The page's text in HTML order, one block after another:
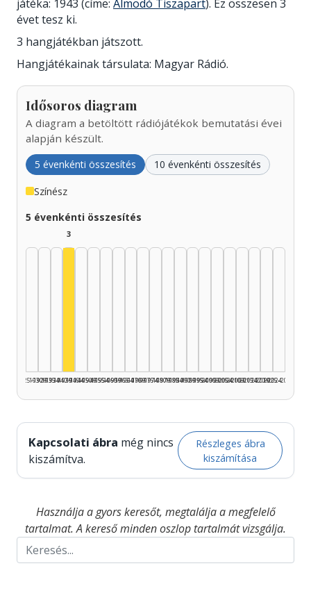
játéka: 1943 (címe: Álmodó Tiszapart). Ez összesen 3
évet tesz ki.
3 hangjátékban játszott.
Hangjátékainak társulata: Magyar Rádió.
Idősoros diagram
A diagram a betöltött rádiójátékok bemutatási évei
alapján készült.
5 évenkénti összesítés 10 évenkénti összesítés
Színész
5 évenkénti összesítés
1925–1929
1930–1934
1935–1939
3
1940–1944
1945–1949
1950–1954
1955–1959
1960–1964
1965–1969
1970–1974
1975–1979
1980–1984
1985–1989
1990–1994
1995–1999
2000–2004
2005–2009
2010–2014
2015–2019
2020–2024
2025–2026
Kapcsolati ábra még nincs
kiszámítva.
Részleges ábra
kiszámítása
Használja a gyors keresőt, megtalálja a megfelelő
tartalmat. A kereső minden oszlop tartalmát vizsgálja.